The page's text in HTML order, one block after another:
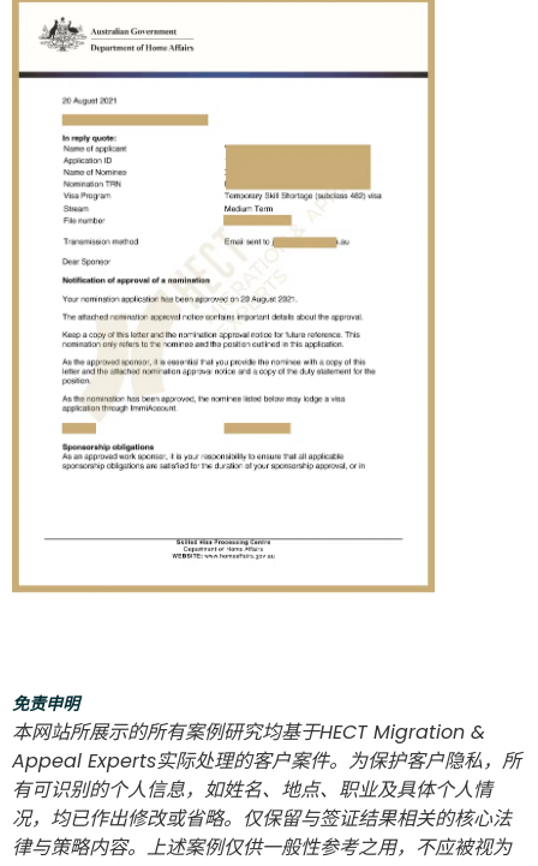
免责申明
本网站所展示的所有案例研究均基于HECT Migration &
Appeal Experts实际处理的客户案件。为保护客户隐私，所
有可识别的个人信息，如姓名、地点、职业及具体个人情
况，均已作出修改或省略。仅保留与签证结果相关的核心法
律与策略内容。上述案例仅供一般性参考之用，不应被视为